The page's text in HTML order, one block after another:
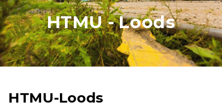
HTMU - Loods
HTMU-Loods